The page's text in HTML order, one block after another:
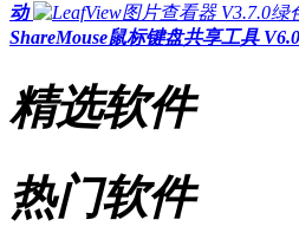
动
ShareMouse鼠标键盘共享工具
精选软件
热门软件